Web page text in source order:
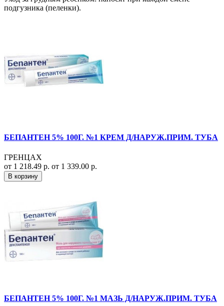
подгузника (пеленки).
БЕПАНТЕН 5% 100Г. №1 КРЕМ Д/НАРУЖ.ПРИМ. ТУБА
ГРЕНЦАХ
от 1 218.49 р. от 1 339.00 р.
В корзину
БЕПАНТЕН 5% 100Г. №1 МАЗЬ Д/НАРУЖ.ПРИМ. ТУБА